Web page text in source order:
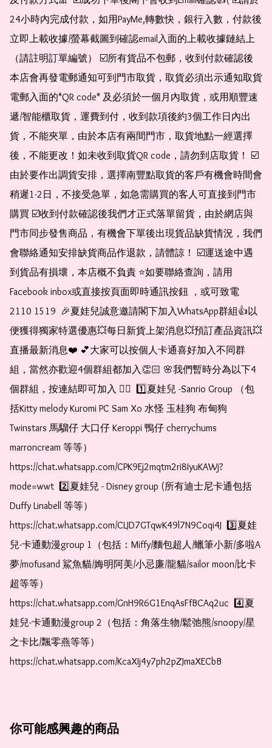
24小時內完成付款，如用PayMe,轉數快，銀行入數，付款後
立即上載收據/螢幕截圖到確認email入面的上載收據鏈結上
（請註明訂單編號） ☑️所有貨品不包郵，收到付款確認後
本店會再發電郵通知可到門市取貨，取貨必須出示通知取貨
電郵入面的*QR code* 及必須於一個月內取貨，或用順豐速
遞/智能櫃取貨，運費到付，收到款項後約3個工作日內出
貨，不能夾單，由於本店有兩間門市，取貨地點一經選擇
後，不能更改！如未收到取貨QR code，請勿到店取貨！ ☑️
由於要作出調貨安排，選擇南豐點取貨的客戶有機會時間會
稍遲1-2日，不接受急單，如急需購買的客人可直接到門市
購買 ☑️收到付款確認後我們才正式落單留貨，由於網店與
門市同步發售商品，有機會下單後出現貨品缺貨情況，我們
會聯絡通知安排缺貨商品作退款，請體諒！ ☑️運送途中遇
到貨品有損壞，本店概不負責 ⭐️如要聯絡查詢，請用
Facebook inbox或直接按頁面即時通訊按鈕 ，或可致電
2110 1519  🎉夏娃兒誠意邀請閣下加入WhatsApp群組👍以
便獲得獨家特選優惠💥每日新貨上架消息💥預訂產品資訊💥
直播最新消息❤️ 💕大家可以按個人卡通喜好加入不同群
組，當然亦歡迎4個群組都加入👏🏻 🌸我們暫時分為以下4
個群組，按連結即可加入 👇🏻  1️⃣夏娃兒 -Sanrio Group （包
括Kitty melody Kuromi PC Sam Xo 水怪 玉桂狗 布甸狗
Twinstars 馬騮仔 大口仔 Keroppi 鴨仔 cherrychums
marroncream 等等）
https://chat.whatsapp.com/CPK9Ej2mqtm2ri8IyuKAWj?
mode=wwt  2️⃣夏娃兒 - Disney group (所有迪士尼卡通包括
Duffy Linabell 等等）
https://chat.whatsapp.com/CLJD7GTqwK49l7N9Coqi4J  3️⃣夏娃
兒-卡通動漫group 1（包括：Miffy/麵包超人/蠟筆小新/多啦A
夢/mofusand 鯊魚貓/娒明阿美/小忌廉/龍貓/sailor moon/比卡
超等等）
https://chat.whatsapp.com/GnH9R6G1EnqAsFfBCAq2uc  4️⃣夏
娃兒-卡通動漫group 2（包括：角落生物/鬆弛熊/snoopy/星
之卡比/飄零燕等等）
https://chat.whatsapp.com/KcaXIj4y7ph2pZJmaXECbB
你可能感興趣的商品